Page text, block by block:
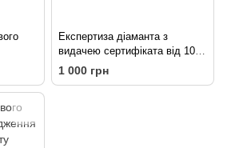
Експертиза діаманта з
видачею сертифіката від 1000
грн
1 000 грн